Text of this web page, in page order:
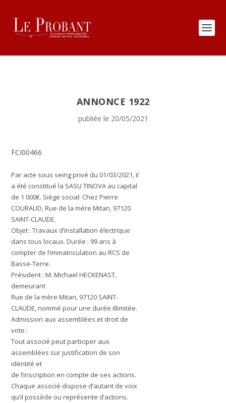
ANNONCE 1922
publiée le 20/05/2021
FCI00466
Par acte sous seing privé du 01/03/2021, il
a été constitué la SASU TINOVA au capital
de 1 000€. Siège social: Chez Pierre
COURAUD, Rue de la mère Mitan, 97120
SAINT-CLAUDE.
Objet : Travaux d’installation électrique
dans tous locaux.Durée : 99 ans à
compter de l’immatriculation au RCS de
Basse-Terre.
Président : M. Michaël HECKENAST,
demeurant
Rue de la mère Mitan, 97120 SAINT-
CLAUDE, nommé pour une durée illimitée.
Admission aux assemblées et droit de
vote :
Tout associé peut participer aux
assemblées sur justification de son
identité et
de l’inscription en compte de ses actions.
Chaque associé dispose d’autant de voix
qu’il possède ou représente d’actions.